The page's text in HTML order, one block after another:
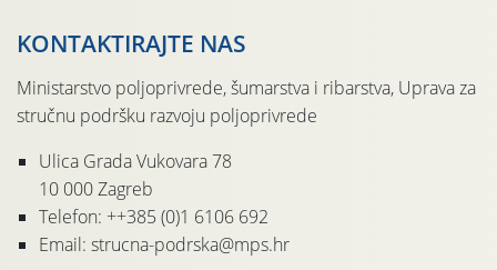
KONTAKTIRAJTE NAS
Ministarstvo poljoprivrede, šumarstva i ribarstva, Uprava za
stručnu podršku razvoju poljoprivrede
Ulica Grada Vukovara 78
10 000 Zagreb
Telefon: ++385 (0)1 6106 692
Email: strucna-podrska@mps.hr